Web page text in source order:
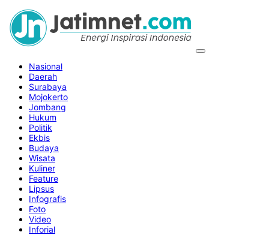
Nasional
Daerah
Surabaya
Mojokerto
Jombang
Hukum
Politik
Ekbis
Budaya
Wisata
Kuliner
Feature
Lipsus
Infografis
Foto
Video
Inforial